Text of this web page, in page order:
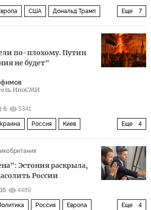
Еще 7
США Дональд Трамп
по-плохому. Путин
не будет"
ИноСМИ
6 5341
Еще 4
Россия Киев
Эстония раскрыла,
России
16 4489
Еще 4
Россия Европа